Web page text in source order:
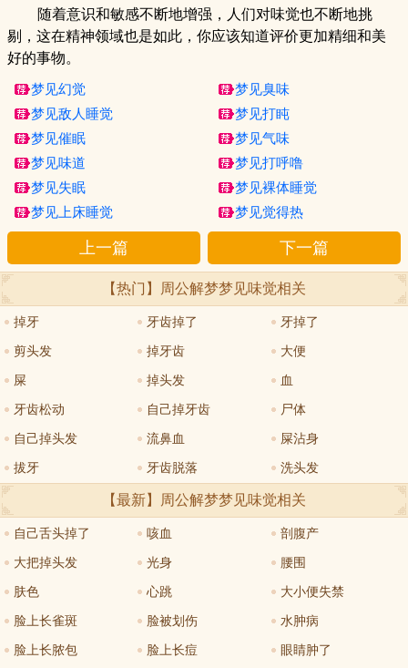
随着意识和敏感不断地增强，人们对味觉也不断地挑
剔，这在精神领域也是如此，你应该知道评价更加精细和美
好的事物。
梦见幻觉
梦见臭味
梦见敌人睡觉
梦见打盹
梦见催眠
梦见气味
梦见味道
梦见打呼噜
梦见失眠
梦见裸体睡觉
梦见上床睡觉
梦见觉得热
上一篇 下一篇
【热门】周公解梦梦见味觉相关
掉牙 牙齿掉了 牙掉了
剪头发 掉牙齿 大便
屎 掉头发 血
牙齿松动 自己掉牙齿 尸体
自己掉头发 流鼻血 屎沾身
拔牙 牙齿脱落 洗头发
【最新】周公解梦梦见味觉相关
自己舌头掉了 咳血 剖腹产
大把掉头发 光身 腰围
肤色 心跳 大小便失禁
脸上长雀斑 脸被划伤 水肿病
脸上长脓包 脸上长痘 眼睛肿了